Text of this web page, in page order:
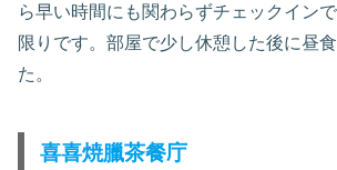
ら早い時間にも関わらずチェックイン
限りです。部屋で少し休憩した後に昼
た。
喜喜焼臘茶餐庁